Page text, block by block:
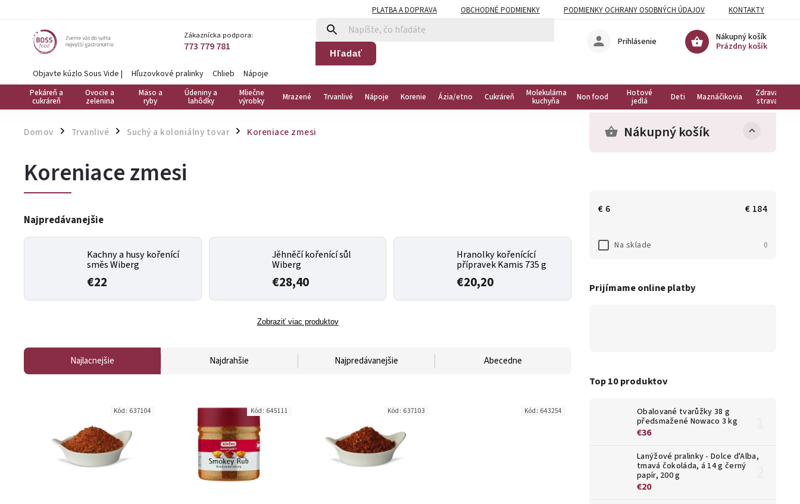
PLATBA A DOPRAVA OBCHODNÉ PODMIENKY PODMIENKY OCHRANY OSOBNÝCH ÚDAJOV KONTAKTY
Zákaznícka podpora:
773 779 781 Hľadať
Nákupný košík
Prázdny košík
Prihlásenie
Objavte kúzlo Sous Vide | Hľuzovkové pralinky Chlieb Nápoje
Pekáreň a
cukráreň
Ovocie a
zelenina
Mäso a
ryby
Údeniny a
lahôdky
Mliečne
výrobky Mrazené Trvanlivé Nápoje Korenie Ázia/etno Cukráreň Molekulárna
kuchyňa Non food Hotové
jedlá Deti Maznáčikovia Zdravá
strava
Domov / Trvanlivé / Suchý a koloniálny tovar / Koreniace zmesi Nákupný košík
€ 6 € 184
Na sklade 0
Prijímame online platby
Top 10 produktov
Obalované tvarůžky 38 g
předsmažené Nowaco 3 kg
€36
Lanýžové pralinky - Dolce d'Alba,
tmavá čokoláda, á 14 g černý
papír, 200 g
€20
Koreniace zmesi
Najpredávanejšie
Kachny a husy kořenící
směs Wiberg
€22
Jěhněčí kořenící sůl
Wiberg
€28,40
Hranolky kořenícící
přípravek Kamis 735 g
€20,20
Zobraziť viac produktov
Najlacnejšie Najdrahšie Najpredávanejšie Abecedne
Kód: 637104 Kód: 645111 Kód: 637103 Kód: 643254